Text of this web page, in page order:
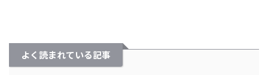
よく読まれている記事